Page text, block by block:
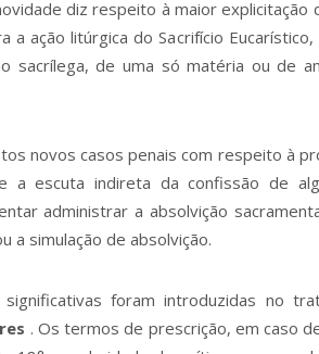
diz respeito à maior explicitação
a ação litúrgica do Sacrifício
sacrílega, de uma só matéria ou de
novos casos penais com respeito à
a escuta indireta da confissão de
administrar a absolvição
a simulação de absolvição.
foram introduzidas no
. Os termos de prescrição, em caso